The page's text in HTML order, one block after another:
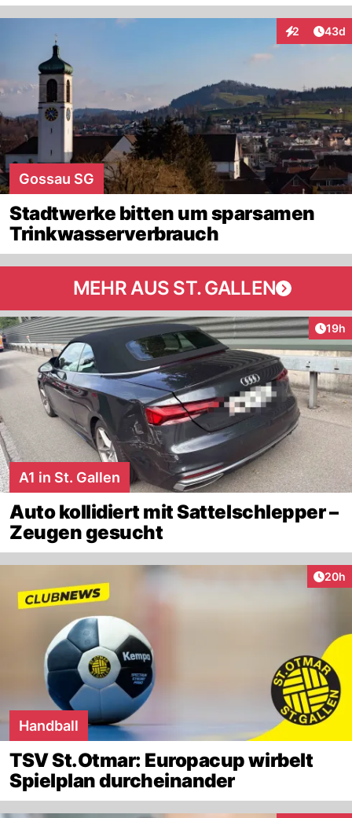
2
Interaktionen
43d
Gossau SG
Stadtwerke bitten um sparsamen
Trinkwasserverbrauch
MEHR AUS ST. GALLEN
19h
A1 in St. Gallen
Auto kollidiert mit Sattelschlepper –
Zeugen gesucht
20h
Handball
TSV St.Otmar: Europacup wirbelt
Spielplan durcheinander